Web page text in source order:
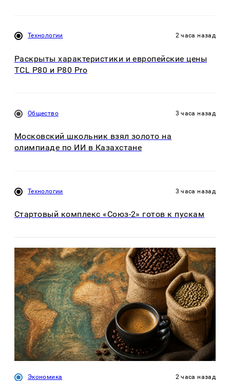
Технологии 2 часа назад
Раскрыты характеристики и европейские цены
TCL P80 и P80 Pro
Общество 3 часа назад
Московский школьник взял золото на
олимпиаде по ИИ в Казахстане
Технологии 3 часа назад
Стартовый комплекс «Союз-2» готов к пускам
Экономика 2 часа назад